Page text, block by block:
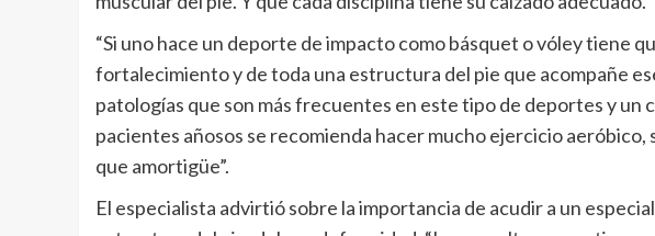
“Si uno hace un deporte de impacto como básquet o vóley tiene
fortalecimiento y de toda una estructura del pie que acompañe
patologías que son más frecuentes en este tipo de deportes y un
pacientes añosos se recomienda hacer mucho ejercicio aeróbico,
que amortigüe”.
El especialista advirtió sobre la importancia de acudir a un